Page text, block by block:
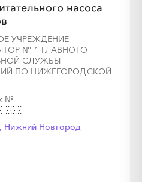
насоса
УЧРЕЖДЕНИЕ
№ 1 ГЛАВНОГО
СЛУЖБЫ
ПО НИЖЕГОРОДСКОЙ
№
Нижний Новгород